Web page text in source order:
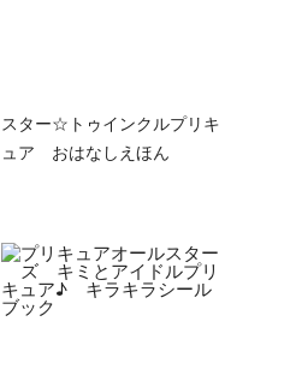
スター☆トゥインクルプリキ
ュア おはなしえほん